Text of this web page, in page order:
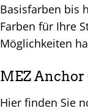
Basisfarben bis
Farben für Ihre
Möglichkeiten
MEZ Anchor
Hier finden Sie